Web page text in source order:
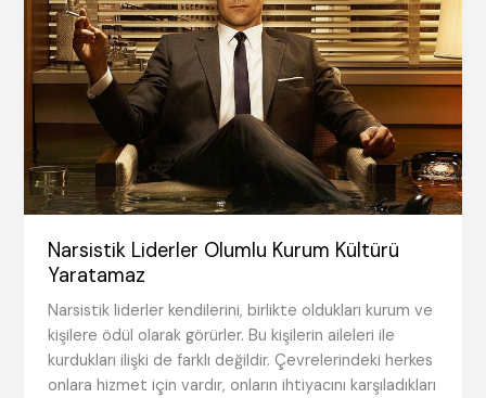
Narsistik Liderler Olumlu Kurum Kültürü
Yaratamaz
Narsistik liderler kendilerini, birlikte oldukları kurum ve
kişilere ödül olarak görürler. Bu kişilerin aileleri ile
kurdukları ilişki de farklı değildir. Çevrelerindeki herkes
onlara hizmet için vardır, onların ihtiyacını karşıladıkları